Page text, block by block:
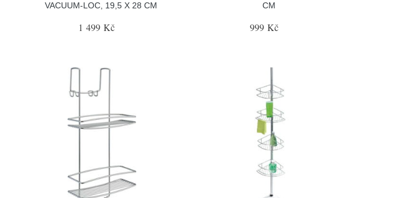
VACUUM-LOC, 19,5 X 28 CM
1 499 Kč
CM
999 Kč